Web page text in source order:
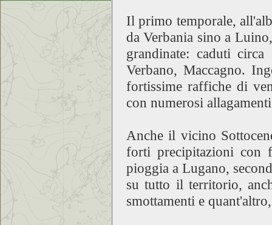
Il primo temporale,
da Verbania sino a
grandinate: caduti
Verbano, Maccagno.
fortissime raffiche di
con numerosi
Anche il vicino
forti precipitazioni con
pioggia a Lugano,
su tutto il territorio,
smottamenti e